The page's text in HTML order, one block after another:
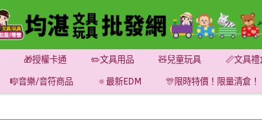
🎁授權卡通 ✏️文具用品 🧸兒童玩具 📏文具禮
🎼音樂/音符商品 🔅最新EDM 🎊限時特價！限量清倉！